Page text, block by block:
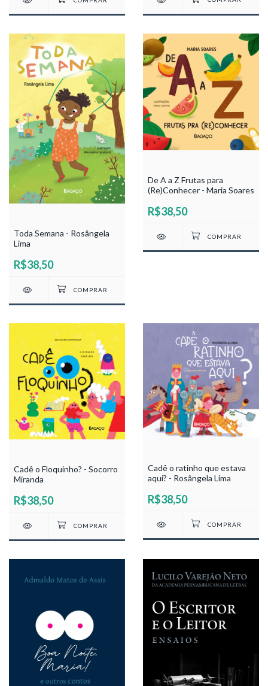
Toda Semana - Rosângela
Lima
R$38,50
De A a Z Frutas para
(Re)Conhecer - Maria Soares
R$38,50
Cadê o Floquinho? - Socorro
Miranda
R$38,50
Cadê o ratinho que estava
aqui? - Rosângela Lima
R$38,50